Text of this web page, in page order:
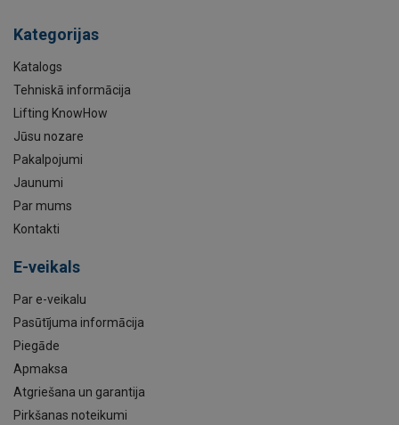
Kategorijas
Katalogs
Tehniskā informācija
Lifting KnowHow
Jūsu nozare
Pakalpojumi
Jaunumi
Par mums
Kontakti
E-veikals
Par e-veikalu
Pasūtījuma informācija
Piegāde
Apmaksa
Atgriešana un garantija
Pirkšanas noteikumi